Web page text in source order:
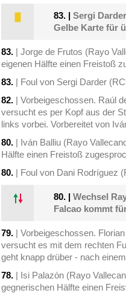
83. |Sergi
Gelbe Karte für
83. | Jorge de Frutos (Rayo
eigenen Hälfte einen Freistoß
83. | Foul von Sergi Darder
82. | Vorbeigeschossen. Raúl
versucht es per Kopf aus der
links vorbei. Vorbereitet von
80. | Iván Balliu (Rayo
Hälfte einen Freistoß
80. | Foul von Dani Rodríguez
80. |Wechsel
Falcao kommt
79. | Vorbeigeschossen.
versucht es mit dem rechten
geht knapp drüber - nach
78. | Isi Palazón (Rayo
gegnerischen Hälfte einen